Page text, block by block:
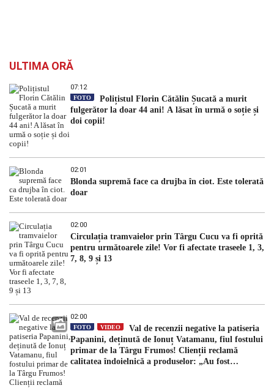
ULTIMA ORĂ
07:12
FOTO
Polițistul Florin Cătălin Șucată a murit
fulgerător la doar 44 ani! A lăsat în urmă o soție și
doi copii!
02:01
Blonda supremă face ca drujba în ciot. Este tolerată
doar
02:00
Circulația tramvaielor prin Târgu Cucu va fi oprită
pentru următoarele zile! Vor fi afectate traseele 1, 3,
7, 8, 9 și 13
02:00
FOTO VIDEO
Val de recenzii negative la patiseria
Papanini, deținută de Ionuț Vatamanu, fiul fostului
primar de la Târgu Frumos! Clienții reclamă
calitatea îndoielnică a produselor: „Au fost